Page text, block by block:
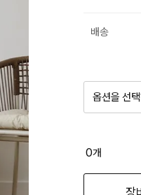
배송
옵션을 선
0개
장